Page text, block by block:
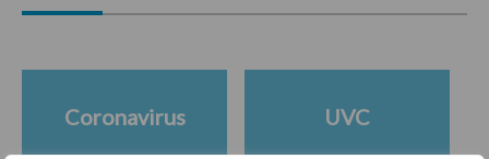
Coronavirus UVC